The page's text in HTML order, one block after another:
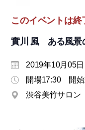
このイベントは終
實川 風 ある風景
2019年10月05日
開場17:30 開始
渋谷美竹サロン